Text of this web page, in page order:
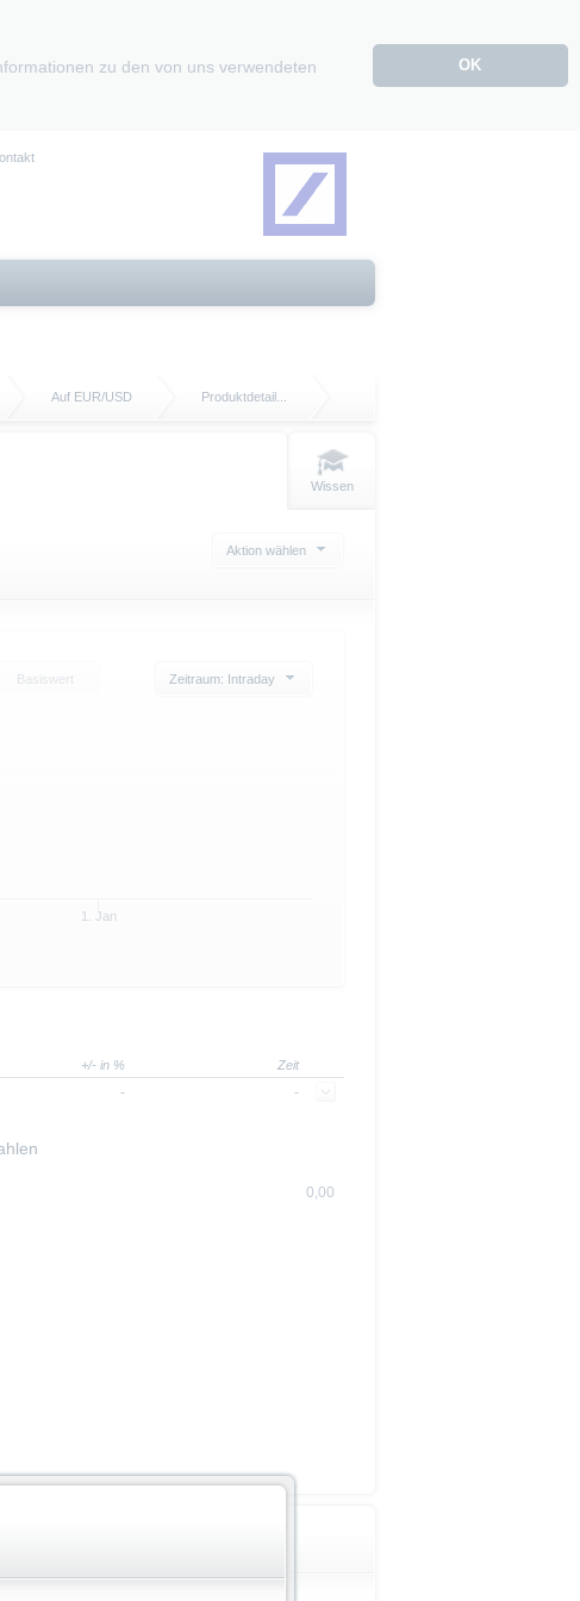
zu den von uns verwendeten
OK
Auf EUR/USD Produktdetail...
Wissen
Aktion wählen
Basiswert Zeitraum: Intraday
1. Jan
+/- in % Zeit
- -
0,00